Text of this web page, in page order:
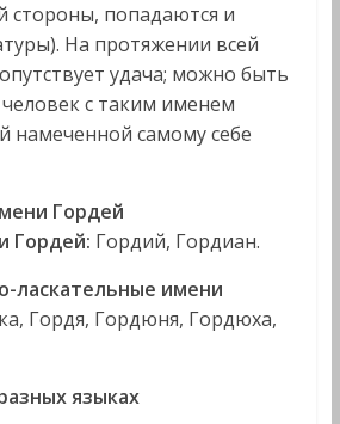
стороны, попадаются и
На протяжении всей
удача; можно быть
с таким именем
намеченной самому себе
Гордей
Гордей: Гордий, Гордиан.
ласкательные имени
Гордя, Гордюня, Гордюха,
языках